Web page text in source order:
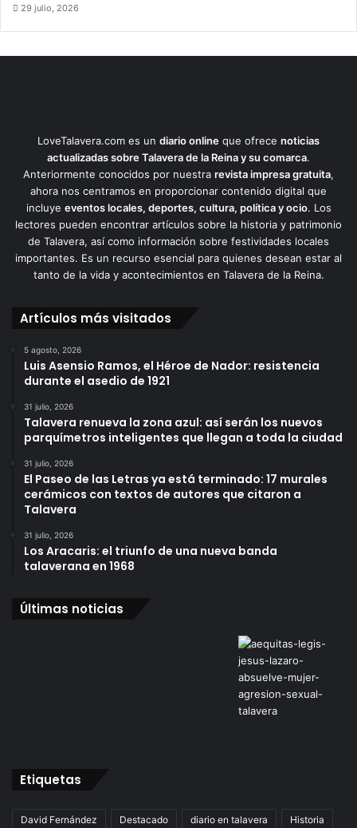
29 julio, 2026
LoveTalavera.com es un diario online que ofrece noticias
actualizadas sobre Talavera de la Reina y su comarca.
Anteriormente conocidos por nuestra revista impresa gratuita,
ahora nos centramos en proporcionar contenido digital que
incluye eventos locales, deportes, cultura, política y ocio. Los
lectores pueden encontrar artículos sobre la historia y patrimonio
de Talavera, así como información sobre festividades locales
importantes. Es un recurso esencial para quienes desean estar al
tanto de la vida y acontecimientos en Talavera de la Reina.
Artículos más visitados
5 agosto, 2026
Luis Asensio Ramos, el Héroe de Nador: resistencia
durante el asedio de 1921
31 julio, 2026
Talavera renueva la zona azul: así serán los nuevos
parquímetros inteligentes que llegan a toda la ciudad
31 julio, 2026
El Paseo de las Letras ya está terminado: 17 murales
cerámicos con textos de autores que citaron a
Talavera
31 julio, 2026
Los Aracaris: el triunfo de una nueva banda
talaverana en 1968
Últimas noticias
Etiquetas
David Fernández Destacado diario en talavera Historia